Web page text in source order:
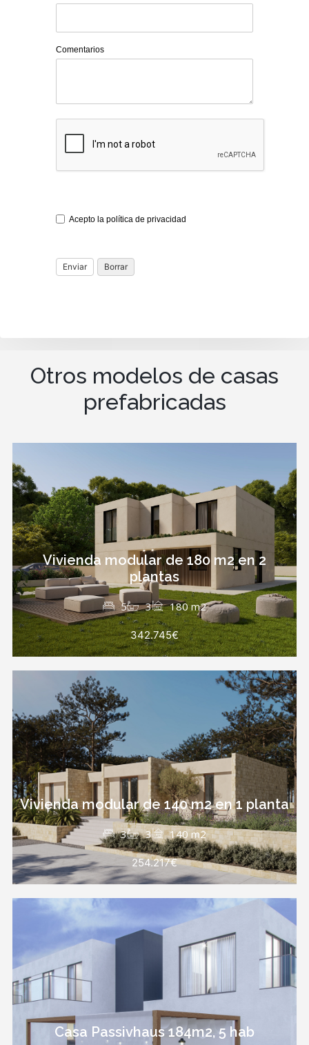
Comentarios
Acepto la política de privacidad
Otros modelos de casas
prefabricadas
Vivienda modular de 180 m2 en 2
plantas
5 3 180 m2
342.745€
Vivienda modular de 140 m2 en 1 planta
3 3 140 m2
254.217€
Casa Passivhaus 184m2, 5 hab